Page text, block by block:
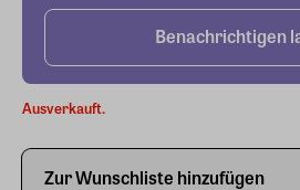
Benachrichtigen
Ausverkauft.
Zur Wunschliste hinzufügen